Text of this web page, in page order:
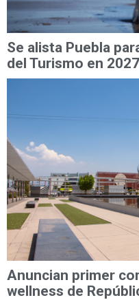
Se alista Puebla
del Turismo en 2027
Anuncian primer
wellness de